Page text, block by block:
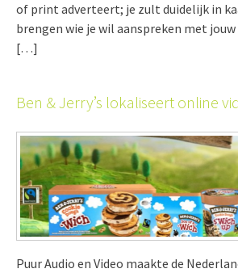
of print adverteert; je zult duidelijk in
brengen wie je wil aanspreken met
[…]
Ben & Jerry’s lokaliseert online
Puur Audio en Video maakte de